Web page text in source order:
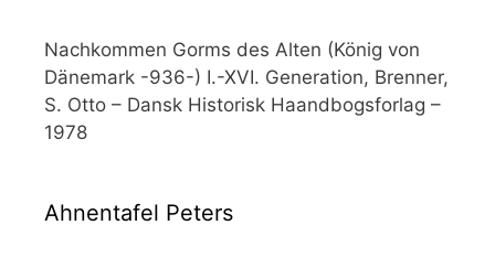
Nachkommen Gorms des Alten (König von
Dänemark -936-) I.-XVI. Generation, Brenner,
S. Otto – Dansk Historisk Haandbogsforlag –
1978
Ahnentafel Peters